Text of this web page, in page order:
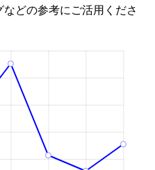
どの参考にご活用くださ